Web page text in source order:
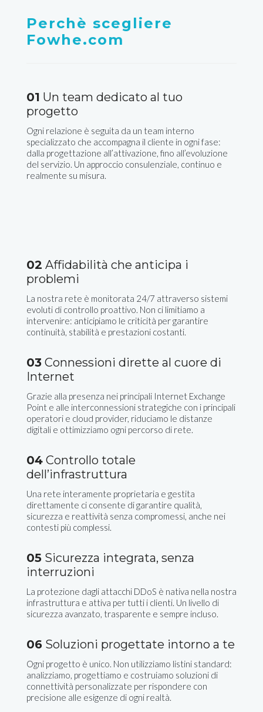
Perchè scegliere
Fowhe.com
01 Un team dedicato al tuo
progetto
Ogni relazione è seguita da un team interno
specializzato che accompagna il cliente in ogni fase:
dalla progettazione all’attivazione, fino all’evoluzione
del servizio. Un approccio consulenziale, continuo e
realmente su misura.
02 Affidabilità che anticipa i
problemi
La nostra rete è monitorata 24/7 attraverso sistemi
evoluti di controllo proattivo. Non ci limitiamo a
intervenire: anticipiamo le criticità per garantire
continuità, stabilità e prestazioni costanti.
03 Connessioni dirette al cuore di
Internet
Grazie alla presenza nei principali Internet Exchange
Point e alle interconnessioni strategiche con i principali
operatori e cloud provider, riduciamo le distanze
digitali e ottimizziamo ogni percorso di rete.
04 Controllo totale
dell’infrastruttura
Una rete interamente proprietaria e gestita
direttamente ci consente di garantire qualità,
sicurezza e reattività senza compromessi, anche nei
contesti più complessi.
05 Sicurezza integrata, senza
interruzioni
La protezione dagli attacchi DDoS è nativa nella nostra
infrastruttura e attiva per tutti i clienti. Un livello di
sicurezza avanzato, trasparente e sempre incluso.
06 Soluzioni progettate intorno a te
Ogni progetto è unico. Non utilizziamo listini standard:
analizziamo, progettiamo e costruiamo soluzioni di
connettività personalizzate per rispondere con
precisione alle esigenze di ogni realtà.